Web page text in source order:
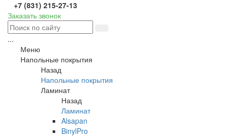
+7 (831) 215-27-13
Заказать звонок
...
Меню
Напольные покрытия
Назад
Напольные покрытия
Ламинат
Назад
Ламинат
Alsapan
BinylPro